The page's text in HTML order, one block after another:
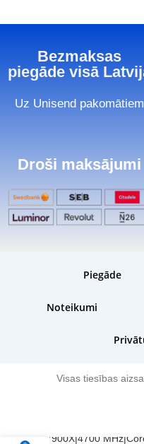
Bezmaksas
piegāde visā
Uz Unisend pakomātiem
Droši maksājumi
Piegāde
Noteikumi
Visas tiesības
7900X|4700